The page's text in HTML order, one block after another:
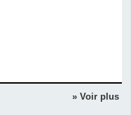
» Voir plus